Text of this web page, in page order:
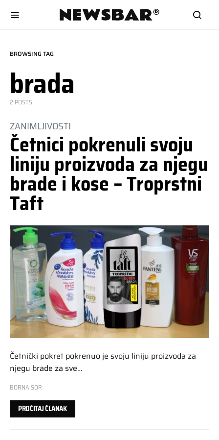
BROWSING TAG
brada
2 POSTS
ZANIMLJIVOSTI
Četnici pokrenuli svoju
liniju proizvoda za njegu
brade i kose – Troprstni
Taft
Četnički pokret pokrenuo je svoju liniju proizvoda za
njegu brade za sve…
BORNA SOR
PROČITAJ ČLANAK